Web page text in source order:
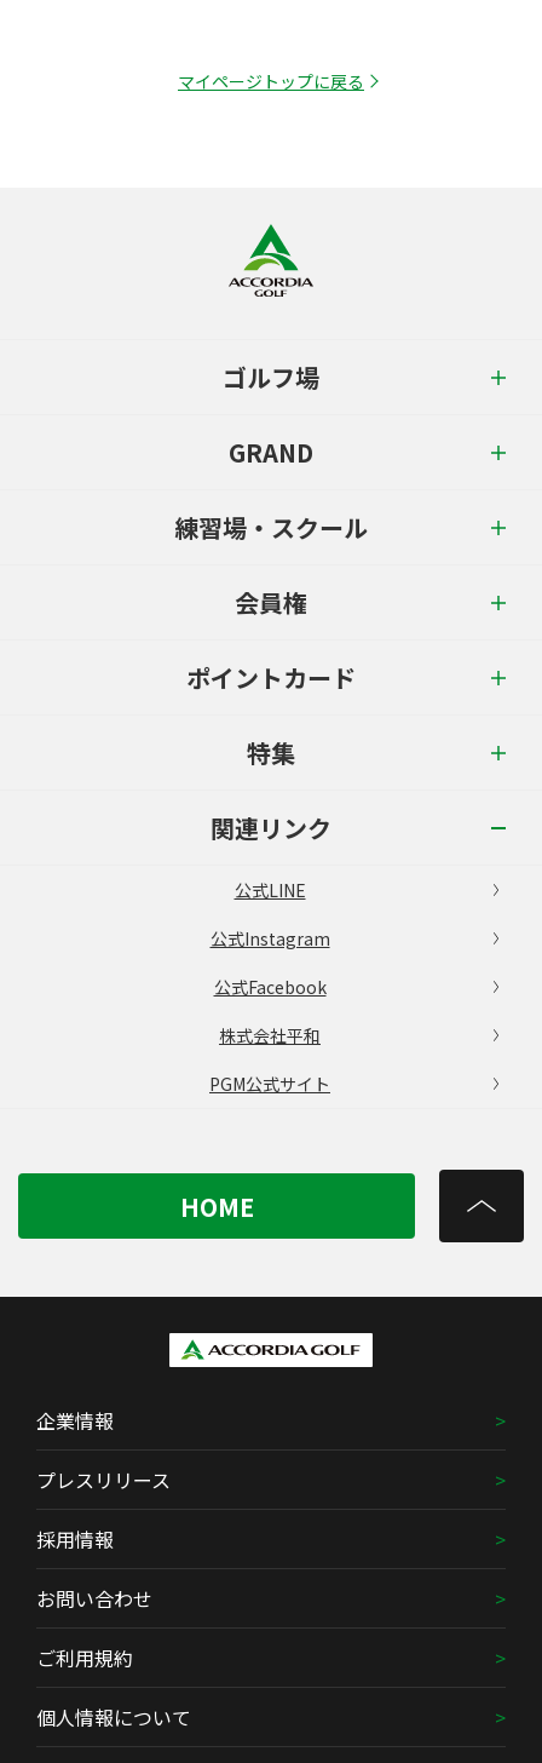
マイページトップに戻る
ゴルフ場
GRAND
練習場・スクール
会員権
ポイントカード
特集
関連リンク
公式LINE
公式Instagram
公式Facebook
株式会社平和
PGM公式サイト
HOME
企業情報
プレスリリース
採用情報
お問い合わせ
ご利用規約
個人情報について